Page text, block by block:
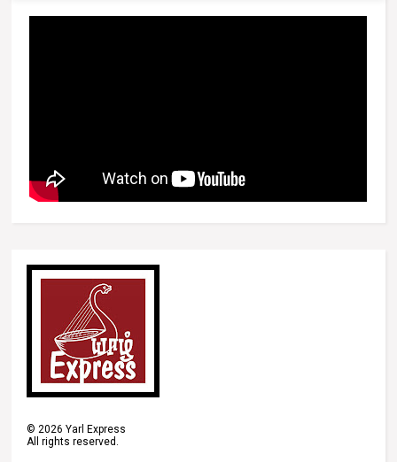
©2026 Yarl Express
All rights reserved.